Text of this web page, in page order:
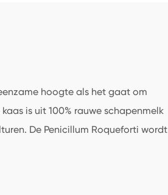
hoogte als het gaat om
is uit 100% rauwe schapenmelk
De Penicillum Roqueforti wordt